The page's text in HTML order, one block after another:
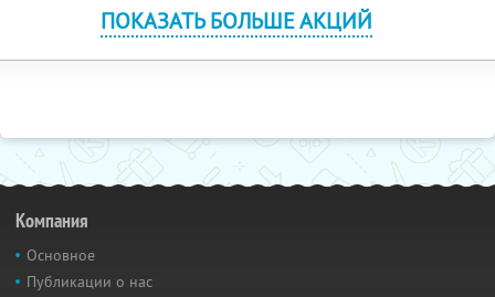
ПОКАЗАТЬ БОЛЬШЕ АКЦИЙ
Компания
Основное
Публикации о нас